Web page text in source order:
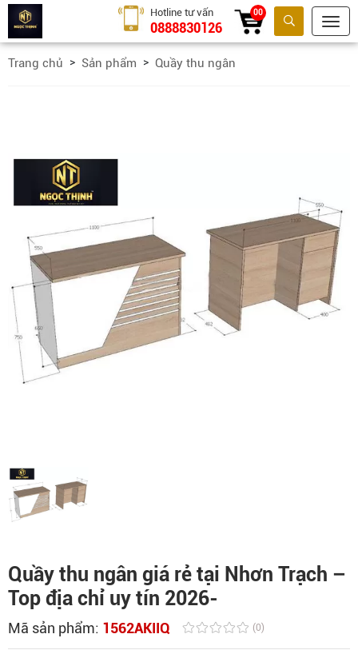
Tìm kiếm
Hotline tư vấn
0888830126
00
Trang chủ Sản phẩm Quầy thu ngân
Quầy thu ngân giá rẻ tại Nhơn Trạch –
Top địa chỉ uy tín 2026-
Mã sản phẩm: 1562AKIIQ (0)